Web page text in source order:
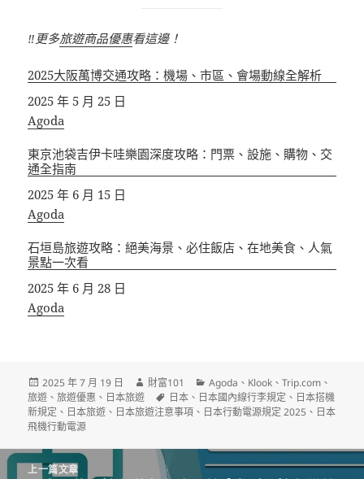
‼️更多旅遊商品優惠看這邊！
2025大阪萬博交通攻略：機場、市區、會場動線全解析
日期
2025 年 5 月 25 日
關於
Agoda
東京池袋吉伊卡哇樂園深度攻略：門票、設施、購物、交
通全指南
日期
2025 年 6 月 15 日
關於
Agoda
石垣島旅遊攻略：絕美海景、必住飯店、在地美食、人氣
景點一次看
日期
2025 年 6 月 28 日
關於
Agoda
發
佈
日
期:
2025 年 7 月 19 日
作
者
財富101
分
類
Agoda 、 Klook 、Trip.com 、
旅遊 、旅遊優惠 、 日本旅遊
標
籤
日本 、 日本國內線行李規定 、 日本搭機
新規定 、 日本旅遊 、 日本旅遊注意事項 、 日本行動電源規定 2025 、 日本
飛機行動電源
文
上一篇文章